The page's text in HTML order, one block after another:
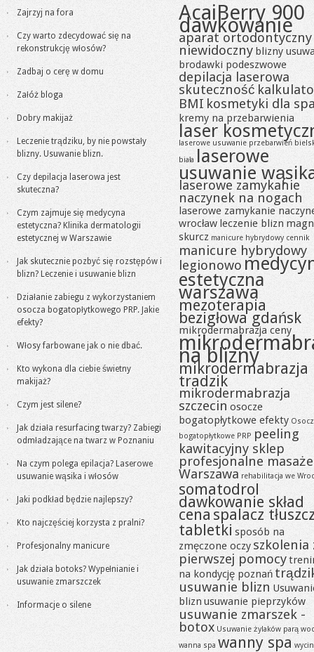
Zajrzyj na fora
Czy warto zdecydować się na
rekonstrukcję włosów?
Zadbaj o cerę w domu
Załóż bloga
Dobry makijaż
Leczenie trądziku, by nie powstały
blizny. Usuwanie blizn.
Czy depilacja laserowa jest
skuteczna?
Czym zajmuje się medycyna
estetyczna? Klinika dermatologii
estetycznej w Warszawie
Jak skutecznie pozbyć się rozstępów i
blizn? Leczenie i usuwanie blizn
Działanie zabiegu z wykorzystaniem
osocza bogatopłytkowego PRP. Jakie
efekty?
Włosy farbowane jak o nie dbać.
Kto wykona dla ciebie świetny
makijaż?
Czym jest silene?
Jak działa resurfacing twarzy? Zabiegi
odmładzające na twarz w Poznaniu
Na czym polega epilacja? Laserowe
usuwanie wąsika i włosów
Jaki podkład będzie najlepszy?
Kto najczęściej korzysta z pralni?
Profesjonalny manicure
Jak działa botoks? Wypełnianie i
usuwanie zmarszczek
Informacje o silene
AcaiBerry 900
dawkowanie
aparat ortodontyczny
niewidoczny blizny
brodawki podeszwowe
depilacja laserowa
skuteczność
BMI kosmetyki dla
kremy na przebarwienia
laser
laserowe usuwanie przebarwień
biała laserowe
usuwanie
laserowe zamykanie
naczynek na nogach
laserowe zamykanie
wrocław leczenie blizn
skurcz manicure hybrydowy cennik
manicure hybrydowy
legionowo
estetyczna
warszawa
mezoterapia
bezigłowa gdańsk
mikrodermabrazja ceny
na blizny
mikrodermabrazja
tradzik
mikrodermabrazja
szczecin osocze
bogatopłytkowe efekty
bogatopłytkowe PRP peeling
kawitacyjny sklep
profesjonalne masaże
Warszawa rehabilitacja we
somatodrol
dawkowanie skład
cena spalacz
tabletki sposób na
zmęczone oczy szkolenia
pierwszej pomocy
na kondycję poznań
usuwanie blizn
blizn usuwanie pieprzyków
usuwanie zmarszek -
botox Usuwanie żylaków parą
wanna spa wanny spa